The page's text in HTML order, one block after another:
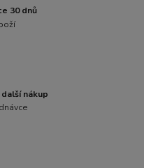
30 dnů
nákup